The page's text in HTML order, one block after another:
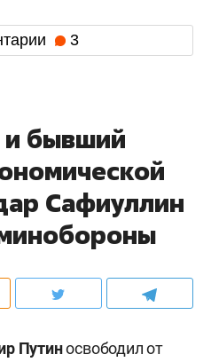
3
бывший
Сафиуллин
Путиносвободил от